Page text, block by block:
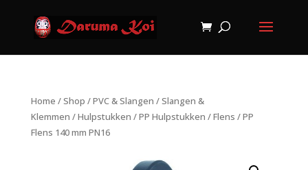
Home /Shop /PVC & Slangen /Slangen &
Klemmen /Hulpstukken /PP Hulpstukken /Flens / PP
Flens 140 mm PN16